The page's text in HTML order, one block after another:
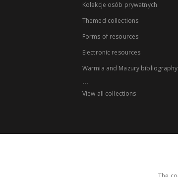
Kolekcje osób prywatnych
Themed collections
Forms of resources
Electronic resources
Warmia and Mazury bibliography
...
View all collections